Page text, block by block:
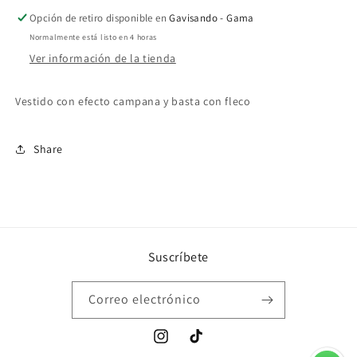
Opción de retiro disponible enGavisando - Gama
Normalmente está listo en 4 horas
Ver información de la tienda
Vestido con efecto campana y basta con fleco
Share
Suscríbete
Correo electrónico
InstagramTikTok